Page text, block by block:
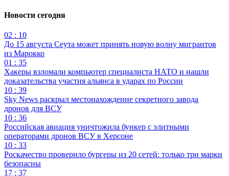
Новости сегодня
02 : 10
До 15 августа Сеута может принять новую волну мигрантов
из Марокко
01 : 35
Хакеры взломали компьютер специалиста НАТО и нашли
доказательства участия альянса в ударах по России
10 : 39
Sky News раскрыл местонахождение секретного завода
дронов для ВСУ
10 : 36
Российская авиация уничтожила бункер с элитными
операторами дронов ВСУ в Херсоне
10 : 33
Роскачество проверило бургеры из 20 сетей: только три марки
безопасны
17 : 37